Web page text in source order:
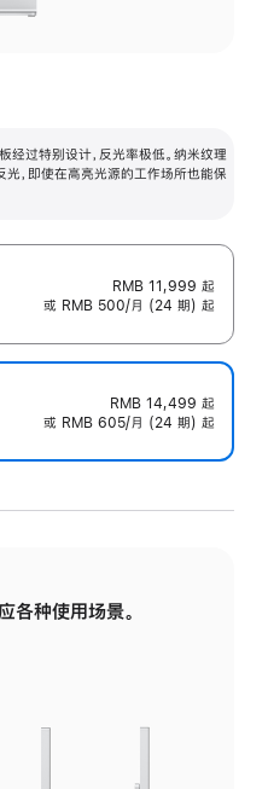
经过特别设计，反光率极低。纳米纹理
，即使在高亮光源的工作场所也能保
RMB 11,999 起
或 RMB 500/月 (24 期) 起
RMB 14,499 起
或 RMB 605/月 (24 期) 起
各种使用场景。